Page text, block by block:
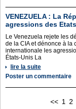
VENEZUELA : La
agressions des
Le Venezuela rejete les
de la CIA et dénonce à la
internationale les
États-Unis La
lire la suite
Poster un commentaire
<< 1 2